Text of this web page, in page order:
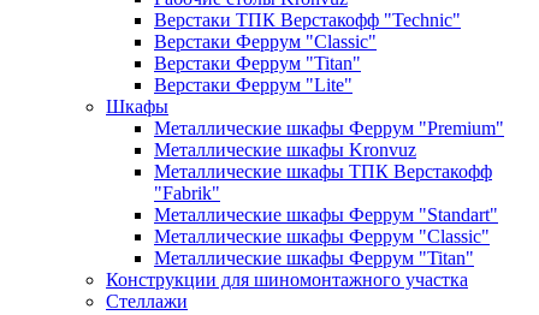
Верстаки ТПК Верстакофф "Technic"
Верстаки Феррум "Classic"
Верстаки Феррум "Titan"
Верстаки Феррум "Lite"
Шкафы
Металлические шкафы Феррум "Premium"
Металлические шкафы Kronvuz
Металлические шкафы ТПК Верстакофф
"Fabrik"
Металлические шкафы Феррум "Standart"
Металлические шкафы Феррум "Classic"
Металлические шкафы Феррум "Titan"
Конструкции для шиномонтажного участка
Стеллажи